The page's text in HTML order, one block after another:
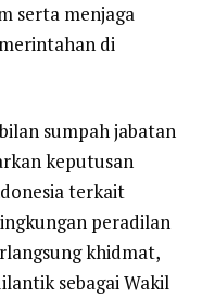
serta menjaga
di
sumpah jabatan
keputusan
terkait
peradilan
khidmat,
sebagai Wakil